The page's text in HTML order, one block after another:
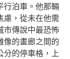
行泊車。他那輛
慮，從未在他需
市傳說中最恐怖
像的畫廊之間的
分的停車格，上